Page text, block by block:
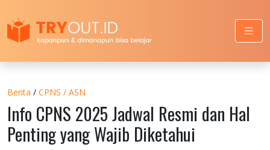
Berita / CPNS / ASN
Info CPNS 2025 Jadwal Resmi dan Hal
Penting yang Wajib Diketahui